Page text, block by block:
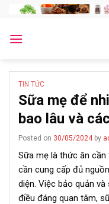
content
TIN TỨC
Sữa mẹ để
bao lâu và
Posted on 30/05/2024by
Sữa mẹ là thức ăn
cần cung cấp đủ
diện. Việc bảo quản
điều đáng quan tâm,